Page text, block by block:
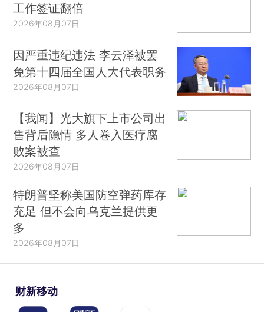
工作签证翻倍
2026年08月07日
因严重违纪违法 李云泽被罢
免第十四届全国人大代表职务
2026年08月07日
【我闻】光大旗下上市公司出
售背后隐情 多人卷入医疗腐
败案被查
2026年08月07日
特朗普坚称美国防空弹药库存
充足 但不会向乌克兰提供更
多
2026年08月07日
财新移动